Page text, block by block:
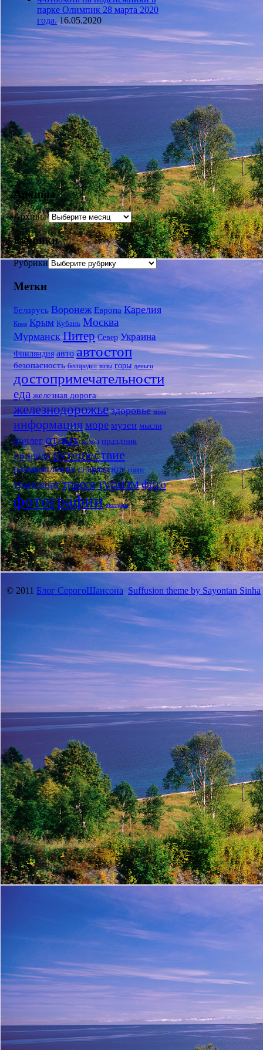
парке Олимпик 28 марта 2020
года. 16.05.2020
Архивы
Архивы
Рубрики
Рубрики
Метки
Беларусь Воронеж Европа Карелия
Киев Крым Кубань Москва
Мурманск Питер Север Украина
Финляндия авто автостоп
безопасность беспредел визы горы деньги
достопримечательности
еда железная дорога
железнодорожье здоровье зима
информацияморе музеи мысли
ночлег отдых поход праздник
природа путешествие
размышление снаряжение спорт
транспорт трассатуризмфото
фотографии экстрим
© 2011 Блог СерогоШансона Suffusion theme by Sayontan Sinha